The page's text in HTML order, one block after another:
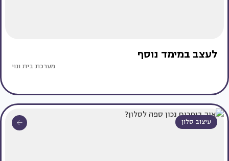
לעצב במימד נוסף
מערכת בית ונוי
עיצוב סלון